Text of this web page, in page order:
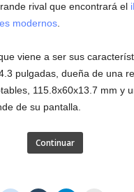
rival que encontrará el
modernos.
viene a ser sus
pulgadas, dueña de una
115.8x60x13.7 mm y
de su pantalla.
Continuar